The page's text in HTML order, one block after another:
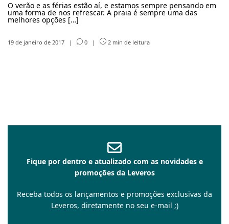
O verão e as férias estão aí, e estamos sempre pensando em
uma forma de nos refrescar. A praia é sempre uma das
melhores opções […]
19 de janeiro de 2017 | 0 | 2 min de leitura
Fique por dentro e atualizado com as novidades e
promoções da Leveros
Receba todos os lançamentos e promoções exclusivas da
Leveros, diretamente no seu e-mail ;)